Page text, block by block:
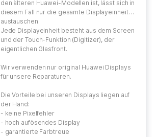
den älteren Huawei-Modellen ist, lässt sich in
diesem Fall nur die gesamte Displayeinheit
austauschen.
Jede Displayeinheit besteht aus dem Screen
und der Touch-Funktion (Digitizer), der
eigentlichen Glasfront.
Wir verwenden nur original Huawei Displays
für unsere Reparaturen.
Die Vorteile bei unseren Displays liegen auf
der Hand:
- keine Pixelfehler
- hoch aufösendes Display
- garantierte Farbtreue